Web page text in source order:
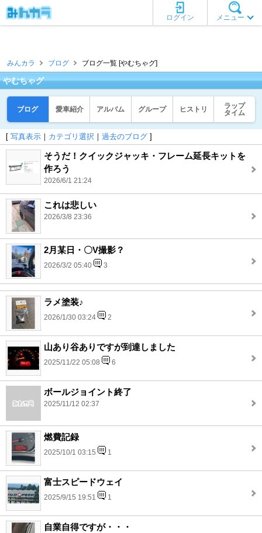
メニュー
ログイン
みんカラ ブログ ブログ一覧 [やむちゃグ]
やむちゃグ
ブログ 愛車紹介 アルバム グループ ヒストリ
ラップ
タイム
[ 写真表示 ｜ カテゴリ選択 ｜ 過去のブログ ]
そうだ！クイックジャッキ・フレーム延長キットを
作ろう
2026/6/1 21:24
これは悲しい
2026/3/8 23:36
2月某日・〇V撮影？
2026/3/2 05:40 3
ラメ塗装♪
2026/1/30 03:24 2
山あり谷ありですが到達しました
2025/11/22 05:08 6
ボールジョイント終了
2025/11/12 02:37
燃費記録
2025/10/1 03:15 1
富士スピードウェイ
2025/9/15 19:51 1
自業自得ですが・・・